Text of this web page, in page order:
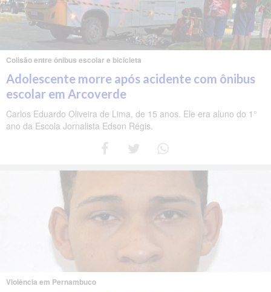
Colisão entre ônibus escolar e bicicleta
Adolescente morre após acidente com ônibus
escolar em Arcoverde
Carlos Eduardo Oliveira de Lima, de 15 anos. Ele era aluno do 1°
ano da Escola Jornalista Edson Régis.
Violência em Pernambuco